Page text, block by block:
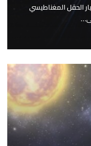
انهيار الحقل المغناطيسي